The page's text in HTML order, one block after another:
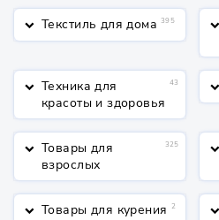
keyboard_arrow_down Текстиль для дома 395 keyboard_arrow_down
keyboard_arrow_down Техника для
красоты и здоровья
43 keyboard_arrow_down
keyboard_arrow_down Товары для
взрослых
325 keyboard_arrow_down
keyboard_arrow_down Товары для курения 2 keyboard_arrow_down